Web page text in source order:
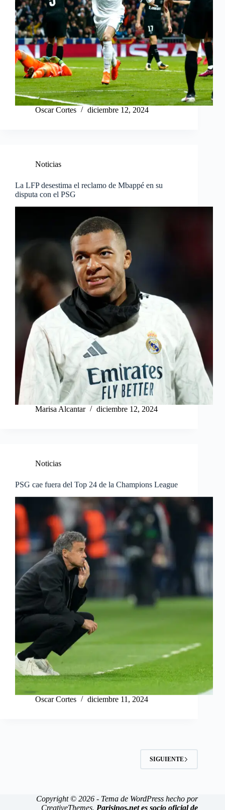
Oscar Cortes diciembre 12, 2024
Noticias
La LFP desestima el reclamo de Mbappé en su
disputa con el PSG
Marisa Alcantar diciembre 12, 2024
Noticias
PSG cae fuera del Top 24 de la Champions League
Oscar Cortes diciembre 11, 2024
SIGUIENTE
Copyright © 2026 - Tema de WordPress hecho por
CreativeThemes. Parisinos.net es socio oficial de